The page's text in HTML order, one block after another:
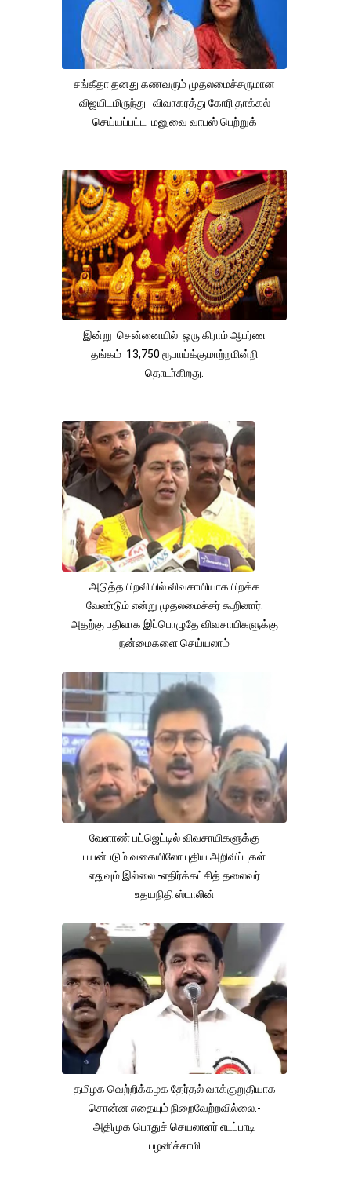
சங்கீதா தனது கணவரும் முதலமைச்சருமான
விஜயிடமிருந்து விவாகரத்து கோரி தாக்கல்
செய்யப்பட்ட மனுவை வாபஸ் பெற்றுக்
இன்று சென்னையில் ஒரு கிராம் ஆபர்ண
தங்கம் 13,750 ரூபாய்க்குமாற்றமின்றி
தொடா்கிறது.
அடுத்த பிறவியில் விவசாயியாக பிறக்க
வேண்டும் என்று முதலமைச்சர் கூறினார்.
அதற்கு பதிலாக இப்பொழுதே விவசாயிகளுக்கு
நன்மைகளை செய்யலாம்
வேளாண் பட்ஜெட்டில் விவசாயிகளுக்கு
பயன்படும் வகையிலோ புதிய அறிவிப்புகள்
எதுவும் இல்லை -எதிர்க்கட்சித் தலைவர்
உதயநிதி ஸ்டாலின்
தமிழக வெற்றிக்கழக தேர்தல் வாக்குறுதியாக
சொன்ன எதையும் நிறைவேற்றவில்லை.-
அதிமுக பொதுச் செயலாளர் எடப்பாடி
பழனிச்சாமி